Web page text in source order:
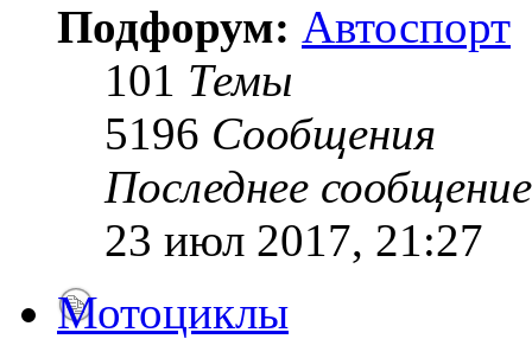
Подфорум: Автоспорт
101 Темы
5196 Сообщения
Последнее сообщение
23 июл 2017, 21:27
Мотоциклы